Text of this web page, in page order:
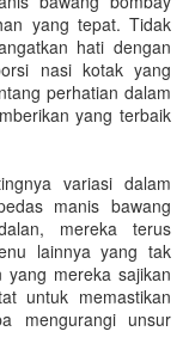
yang tepat. Tidak
hati dengan
nasi kotak yang
perhatian dalam
yang terbaik
variasi dalam
manis bawang
mereka terus
lainnya yang tak
mereka sajikan
untuk memastikan
mengurangi unsur